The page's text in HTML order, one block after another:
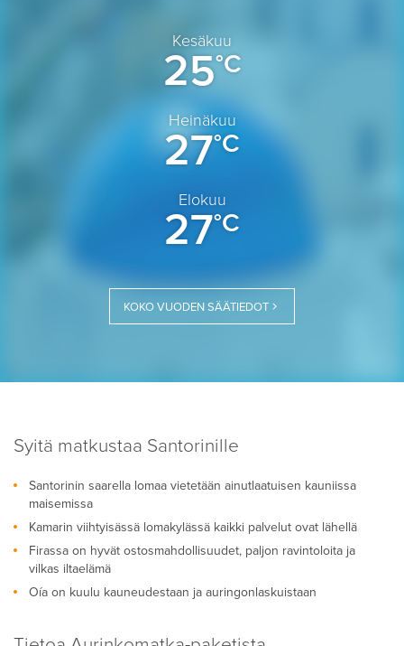
Kesäkuu
25°C
Heinäkuu
27°C
Elokuu
27°C
KOKO VUODEN SÄÄTIEDOT
Syitä matkustaa Santorinille
Santorinin saarella lomaa vietetään ainutlaatuisen kauniissa
maisemissa
Kamarin viihtyisässä lomakylässä kaikki palvelut ovat lähellä
Firassa on hyvät ostosmahdollisuudet, paljon ravintoloita ja
vilkas iltaelämä
Oía on kuulu kauneudestaan ja auringonlaskuistaan